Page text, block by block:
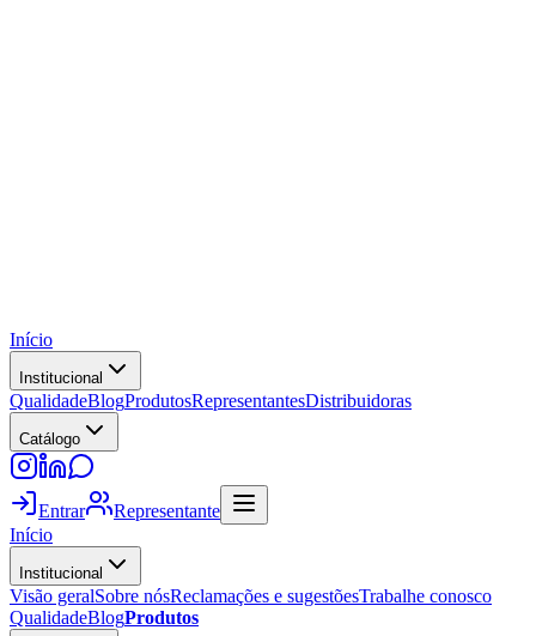
Início
Institucional
QualidadeBlogProdutosRepresentantesDistribuidoras
Catálogo
Entrar
Representante
Início
Institucional
Visão geralSobre nósReclamações e sugestõesTrabalhe conosco
QualidadeBlogProdutos